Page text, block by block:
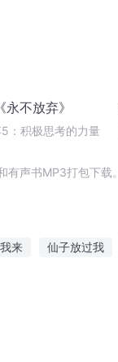
不放弃》
：积极思考的力量
声书MP3打包下载。
来 仙子放过我